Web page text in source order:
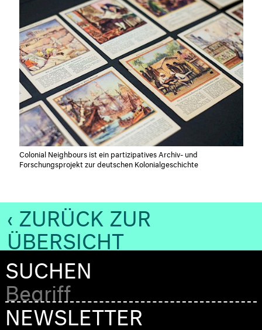
Colonial Neighbours ist ein partizipatives Archiv- und
Forschungsprojekt zur deutschen Kolonialgeschichte
‹ ZURÜCK ZUR
ÜBERSICHT
SUCHEN
NEWSLETTER